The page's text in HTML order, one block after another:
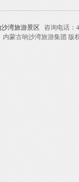
沙湾旅游景区 咨询电话
内蒙古响沙湾旅游集团